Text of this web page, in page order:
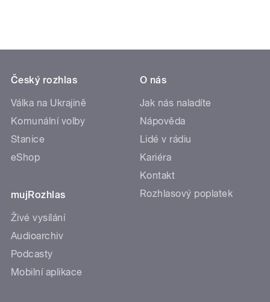
Český rozhlas
Válka na Ukrajině
Komunální volby
Stanice
eShop
mujRozhlas
Živé vysílání
Audioarchiv
Podcasty
Mobilní aplikace
O nás
Jak nás naladíte
Nápověda
Lidé v rádiu
Kariéra
Kontakt
Rozhlasový poplatek